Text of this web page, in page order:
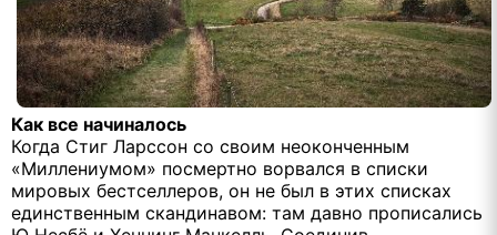
Как все начиналось
Когда Стиг Ларссон со своим неоконченным
«Миллениумом» посмертно ворвался в списки
мировых бестселлеров, он не был в этих списках
единственным скандинавом: там давно прописались